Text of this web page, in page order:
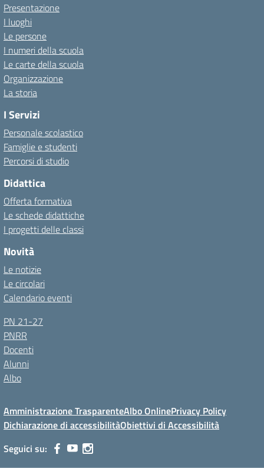
Presentazione
I luoghi
Le persone
I numeri della scuola
Le carte della scuola
Organizzazione
La storia
I Servizi
Personale scolastico
Famiglie e studenti
Percorsi di studio
Didattica
Offerta formativa
Le schede didattiche
I progetti delle classi
Novità
Le notizie
Le circolari
Calendario eventi
PN 21-27
PNRR
Docenti
Alunni
Albo
Amministrazione TrasparenteAlbo OnlinePrivacy Policy
Dichiarazione di accessibilitàObiettivi di Accessibilità
Seguici su: